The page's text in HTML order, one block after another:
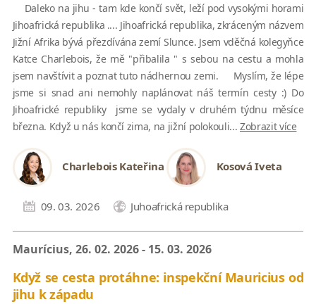
Daleko na jihu - tam kde končí svět, leží pod vysokými horami
Jihoafrická republika .... Jihoafrická republika, zkráceným názvem
Jižní Afrika bývá přezdívána zemí Slunce. Jsem vděčná kolegyňce
Katce Charlebois, že mě "přibalila " s sebou na cestu a mohla
jsem navštívit a poznat tuto nádhernou zemi. Myslím, že lépe
jsme si snad ani nemohly naplánovat náš termín cesty :) Do
Jihoafrické republiky jsme se vydaly v druhém týdnu měsíce
března. Když u nás končí zima, na jižní polokouli... Zobrazit více
Charlebois Kateřina Kosová Iveta
09. 03. 2026 Juhoafrická republika
Maurícius, 26. 02. 2026 - 15. 03. 2026
Když se cesta protáhne: inspekční Mauricius od
jihu k západu